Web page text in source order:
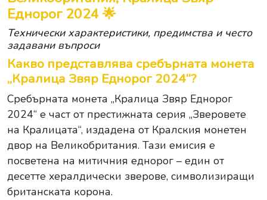
Еднорог 2024 🌟
Технически характеристики, предимства и често
задавани въпроси
Какво представлява сребърната монета
„Кралица Звяр Еднорог 2024“?
Сребърната монета „Кралица Звяр Еднорог
2024“ е част от престижната серия „Зверовете
на Кралицата“, издадена от Кралския монетен
двор на Великобритания. Тази емисия е
посветена на митичния еднорог – един от
десетте хералдически зверове, символизиращи
британската корона.